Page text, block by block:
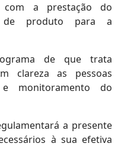
com a prestação do
de produto para a
de que trata
clareza as pessoas
monitoramento do
a presente
à sua efetiva